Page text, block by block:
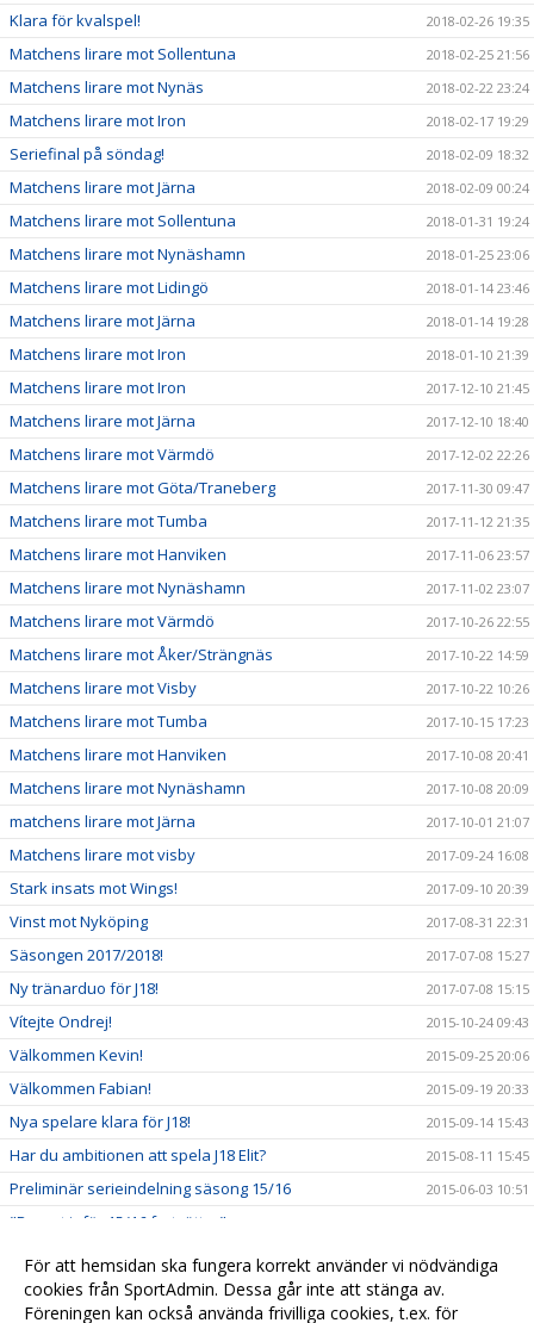
Klara för kvalspel! 2018-02-26 19:35
Matchens lirare mot Sollentuna 2018-02-25 21:56
Matchens lirare mot Nynäs 2018-02-22 23:24
Matchens lirare mot Iron 2018-02-17 19:29
Seriefinal på söndag! 2018-02-09 18:32
Matchens lirare mot Järna 2018-02-09 00:24
Matchens lirare mot Sollentuna 2018-01-31 19:24
Matchens lirare mot Nynäshamn 2018-01-25 23:06
Matchens lirare mot Lidingö 2018-01-14 23:46
Matchens lirare mot Järna 2018-01-14 19:28
Matchens lirare mot Iron 2018-01-10 21:39
Matchens lirare mot Iron 2017-12-10 21:45
Matchens lirare mot Järna 2017-12-10 18:40
Matchens lirare mot Värmdö 2017-12-02 22:26
Matchens lirare mot Göta/Traneberg 2017-11-30 09:47
Matchens lirare mot Tumba 2017-11-12 21:35
Matchens lirare mot Hanviken 2017-11-06 23:57
Matchens lirare mot Nynäshamn 2017-11-02 23:07
Matchens lirare mot Värmdö 2017-10-26 22:55
Matchens lirare mot Åker/Strängnäs 2017-10-22 14:59
Matchens lirare mot Visby 2017-10-22 10:26
Matchens lirare mot Tumba 2017-10-15 17:23
Matchens lirare mot Hanviken 2017-10-08 20:41
Matchens lirare mot Nynäshamn 2017-10-08 20:09
matchens lirare mot Järna 2017-10-01 21:07
Matchens lirare mot visby 2017-09-24 16:08
Stark insats mot Wings! 2017-09-10 20:39
Vinst mot Nyköping 2017-08-31 22:31
Säsongen 2017/2018! 2017-07-08 15:27
Ny tränarduo för J18! 2017-07-08 15:15
Vítejte Ondrej! 2015-10-24 09:43
Välkommen Kevin! 2015-09-25 20:06
Välkommen Fabian! 2015-09-19 20:33
Nya spelare klara för J18! 2015-09-14 15:43
Har du ambitionen att spela J18 Elit? 2015-08-11 15:45
Preliminär serieindelning säsong 15/16 2015-06-03 10:51
"Bygget inför 15/16 fortsätter"
Anmäl frånvaro 2014-12-01 10:10
Ny rutin för att likrikta poängberäkning 2014-10-22 17:15
För att hemsidan ska fungera korrekt använder vi nödvändiga
cookies från SportAdmin. Dessa går inte att stänga av.
Föreningen kan också använda frivilliga cookies, t.ex. för